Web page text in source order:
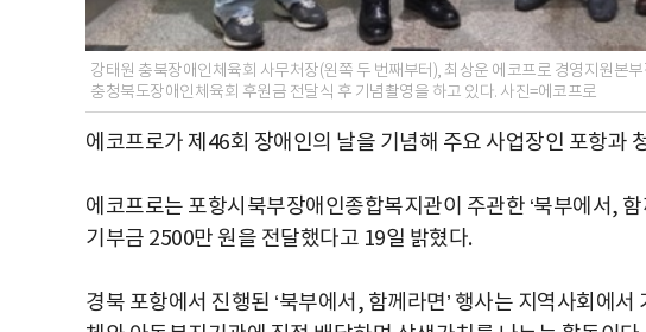
강태원 충북장애인체육회 사무처장(왼쪽 두 번째부터), 최상운 에코프로 경영지원본
충청북도장애인체육회 후원금 전달식 후 기념촬영을 하고 있다. 사진=에코프로
에코프로가 제46회 장애인의 날을 기념해 주요 사업장인 포항과
에코프로는 포항시북부장애인종합복지관이 주관한 ‘북부에서,
기부금 2500만 원을 전달했다고 19일 밝혔다.
경북 포항에서 진행된 ‘북부에서, 함께라면’ 행사는 지역사회에